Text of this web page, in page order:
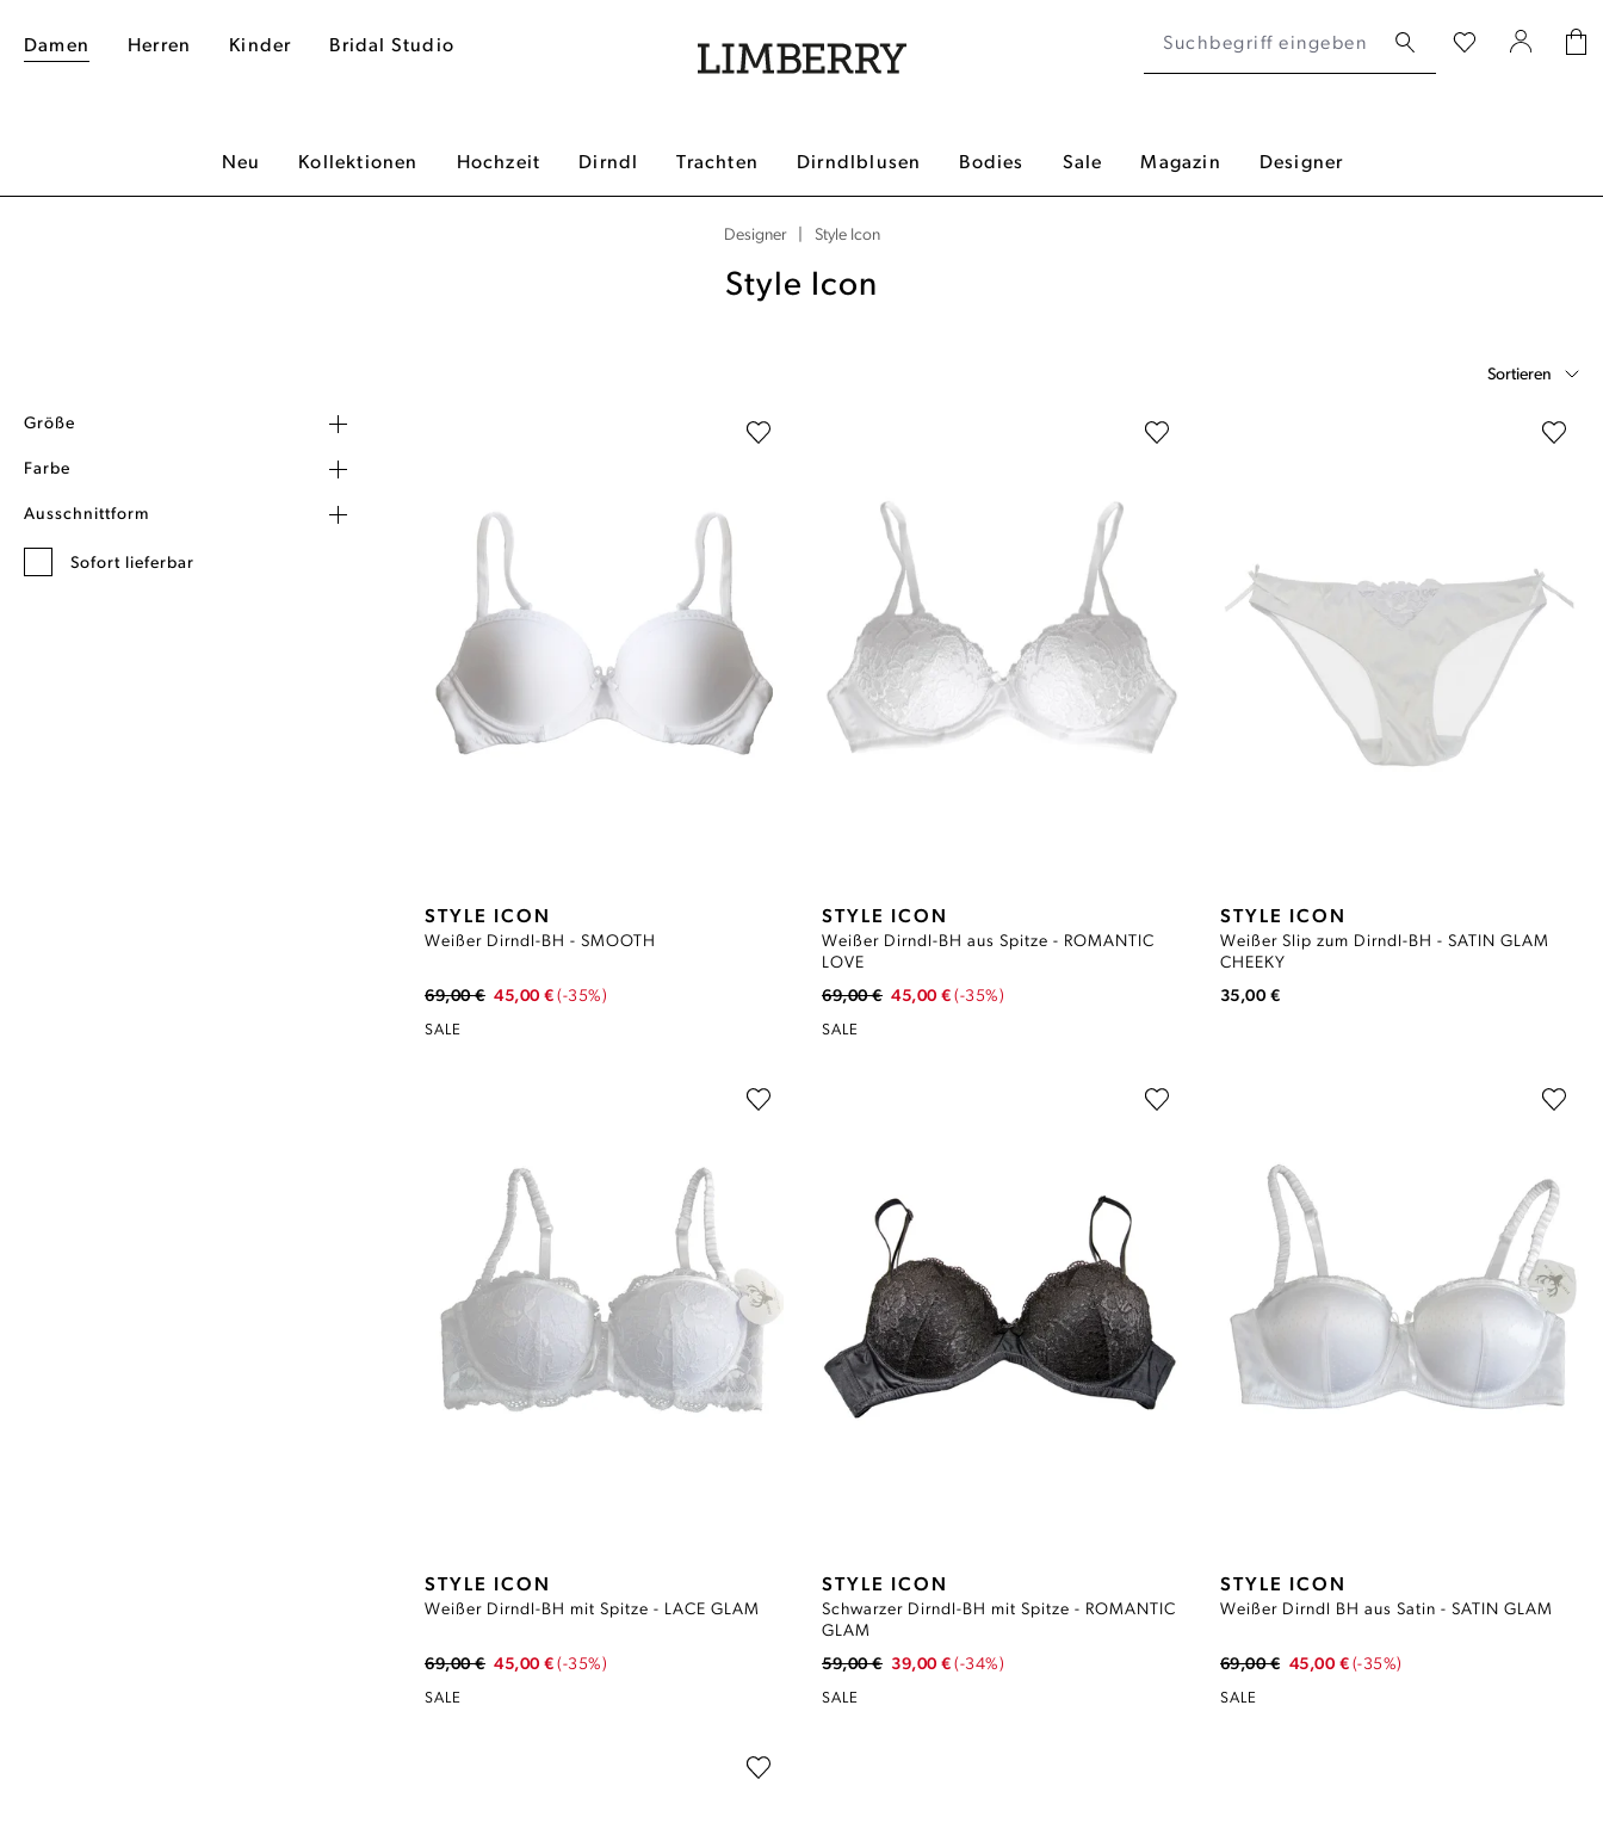
Damen Herren Kinder Bridal Studio
Neu Kollektionen Hochzeit Dirndl Trachten Dirndlblusen Bodies Sale Magazin Designer
Designer Style Icon
Style Icon
Größe
Farbe
Ausschnittform
Sofort lieferbar
Sortieren
STYLE ICON
Weißer Dirndl-BH - SMOOTH
69,00 € 45,00 € (-35%)
SALE
STYLE ICON
Weißer Dirndl-BH aus Spitze - ROMANTIC
LOVE
69,00 € 45,00 € (-35%)
SALE
STYLE ICON
Weißer Slip zum Dirndl-BH - SATIN GLAM
CHEEKY
35,00 €
STYLE ICON
Weißer Dirndl-BH mit Spitze - LACE GLAM
69,00 € 45,00 € (-35%)
SALE
STYLE ICON
Schwarzer Dirndl-BH mit Spitze - ROMANTIC
GLAM
59,00 € 39,00 € (-34%)
SALE
STYLE ICON
Weißer Dirndl BH aus Satin - SATIN GLAM
69,00 € 45,00 € (-35%)
SALE